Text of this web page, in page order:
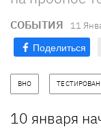
СОБЫТИЯ 11
Поделиться
ВНО
10 января